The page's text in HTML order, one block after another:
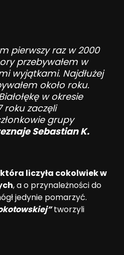
pierwszy raz w 2000
przebywałem w
wyjątkami. Najdłużej
około roku.
w okresie
roku zaczęli
grupy
Sebastian K.
która liczyła cokolwiek w
, a o przynależności do
jedynie pomarzyć.
tworzyli